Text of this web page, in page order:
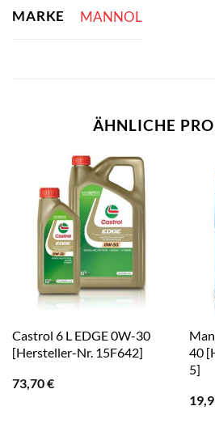
MARKE MANNOL
ÄHNLICHE
Castrol 6 L EDGE 0W-30
[Hersteller-Nr. 15F642]
73,70€
40
5]